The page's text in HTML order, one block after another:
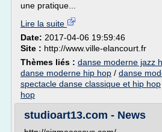
une pratique...
Lire la suite
Date: 2017-04-06 19:59:46
Site : http://www.ville-elancourt.fr
Thèmes liés : danse moderne jazz
danse moderne hip hop / danse
spectacle danse classique et hip hop
hop
studioart13.com - News